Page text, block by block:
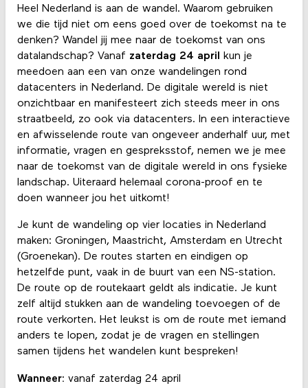
Heel Nederland is aan de wandel. Waarom gebruiken
we die tijd niet om eens goed over de toekomst na te
denken? Wandel jij mee naar de toekomst van ons
datalandschap? Vanaf zaterdag 24 april
kun je
meedoen aan een van onze wandelingen rond
datacenters in Nederland. De digitale wereld is niet
onzichtbaar en manifesteert zich steeds meer in ons
straatbeeld, zo ook via datacenters. In een interactieve
en afwisselende route van ongeveer anderhalf uur, met
informatie, vragen en gespreksstof, nemen we je mee
naar de toekomst van de digitale wereld in ons fysieke
landschap. Uiteraard helemaal corona-proof en te
doen wanneer jou het uitkomt!
Je kunt de wandeling op vier locaties in Nederland
maken: Groningen, Maastricht, Amsterdam en Utrecht
(Groenekan). De routes starten en eindigen op
hetzelfde punt, vaak in de buurt van een NS-station.
De route op de routekaart geldt als indicatie. Je kunt
zelf altijd stukken aan de wandeling toevoegen of de
route verkorten. Het leukst is om de route met iemand
anders te lopen, zodat je de vragen en stellingen
samen tijdens het wandelen kunt bespreken!
Wanneer: vanaf zaterdag 24 april